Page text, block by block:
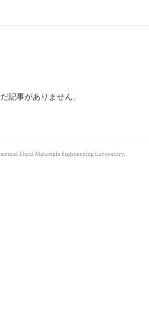
記事がありません。
Fluid Materials Engineering Laboratory.